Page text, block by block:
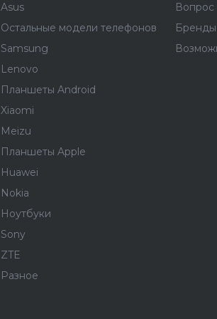
Asus
Остальные модели телефонов
Samsung
Lenovo
Планшеты Android
Xiaomi
Meizu
Планшеты Apple
Huawei
Nokia
Ноутбуки
Sony
ZTE
Разное
Вопрос
Бренды